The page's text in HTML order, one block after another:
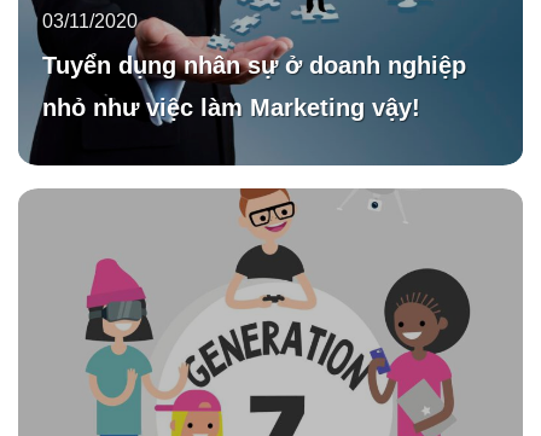
Tuyển dụng nhân sự ở doanh nghiệp
nhỏ như việc làm Marketing vậy!
03/11/2020